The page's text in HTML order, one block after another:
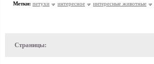
Метки: петухи интересное интересные животные
Страницы: